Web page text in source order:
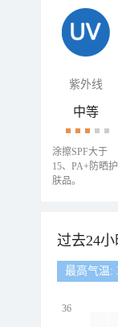
紫外线
中等
涂擦SPF大于
15、PA+防晒护
肤品。
过去24
最高气温:
36